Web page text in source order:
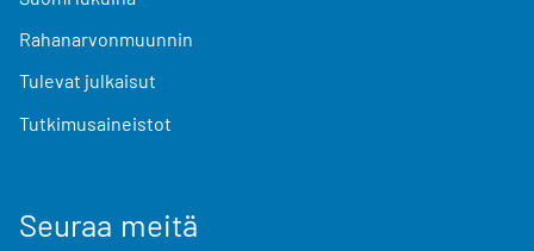
Rahanarvonmuunnin
Tulevat julkaisut
Tutkimusaineistot
Seuraa meitä